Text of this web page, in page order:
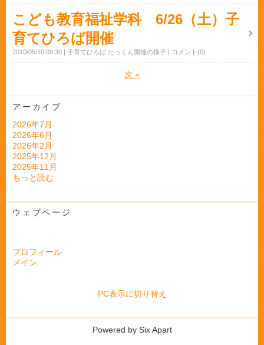
こども教育福祉学科 6/26（土）子
育てひろば開催
2010/05/10 09:30 子育てひろば たっくん開催の様子 コメント(0)
次 »
アーカイブ
2026年7月
2026年6月
2026年2月
2025年12月
2025年11月
もっと読む
ウェブページ
プロフィール
メイン
PC表示に切り替え
Powered by Six Apart